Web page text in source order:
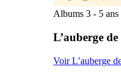
Albums 3 - 5 ans
L’auberge
Voir L’auberge